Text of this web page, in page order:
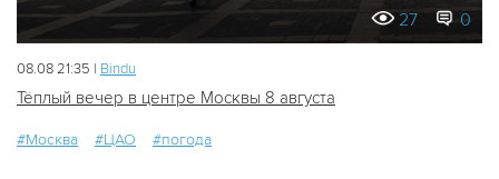
27 0
08.08 21:35 | Bindu
Тёплый вечер в центре Москвы 8 августа
#Москва #ЦАО #погода